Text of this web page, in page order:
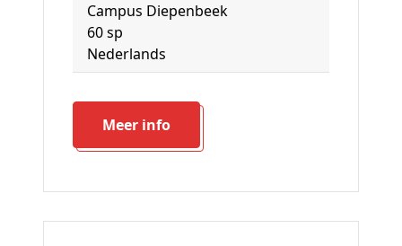
Campus Diepenbeek
60 sp
Nederlands
Meer info